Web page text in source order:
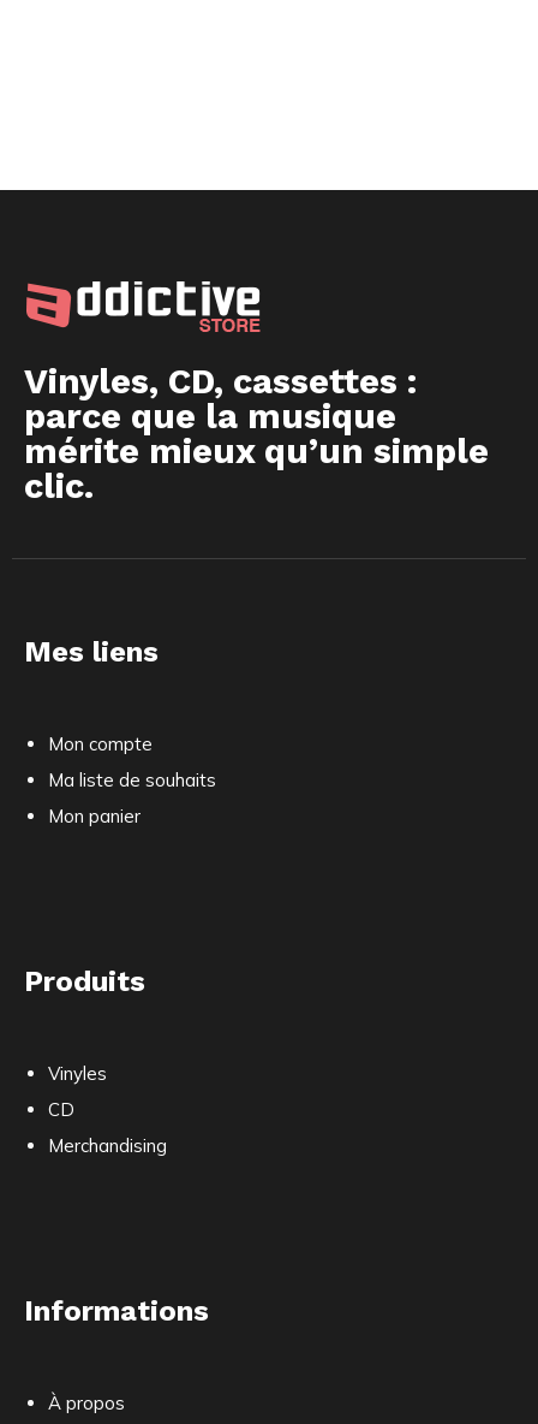
Vinyles, CD, cassettes :
parce que la musique
mérite mieux qu’un simple
clic.
Mes liens
Mon compte
Ma liste de souhaits
Mon panier
Produits
Vinyles
CD
Merchandising
Informations
À propos